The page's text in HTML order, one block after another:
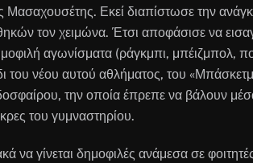
Μασαχουσέτης. Εκεί διαπίστωσε την
τον χειμώνα. Έτσι αποφάσισε να
αγωνίσματα (ράγκμπι, μπέιζμπολ,
του νέου αυτού αθλήματος, του
την οποία έπρεπε να βάλουν
του γυμναστηρίου.
να γίνεται δημοφιλές ανάμεσα σε